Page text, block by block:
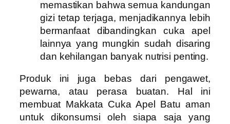
memastikan bahwa semua kandungan
gizi tetap terjaga, menjadikannya lebih
bermanfaat dibandingkan cuka apel
lainnya yang mungkin sudah disaring
dan kehilangan banyak nutrisi penting.
Produk ini juga bebas dari pengawet,
pewarna, atau perasa buatan. Hal ini
membuat Makkata Cuka Apel Batu aman
untuk dikonsumsi oleh siapa saja yang